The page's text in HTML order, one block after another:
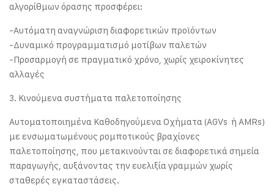
αλγορίθμων όρασης προσφέρει:
-Αυτόματη αναγνώριση διαφορετικών προϊόντων
-Δυναμικό προγραμματισμό μοτίβων παλετών
-Προσαρμογή σε πραγματικό χρόνο, χωρίς χειροκίνητες
αλλαγές
3. Κινούμενα συστήματα παλετοποίησης
Αυτοματοποιημένα Καθοδηγούμενα Οχήματα (AGVs ή AMRs)
με ενσωματωμένους ρομποτικούς βραχίονες
παλετοποίησης, που μετακινούνται σε διαφορετικά σημεία
παραγωγής, αυξάνοντας την ευελιξία γραμμών χωρίς
σταθερές εγκαταστάσεις.